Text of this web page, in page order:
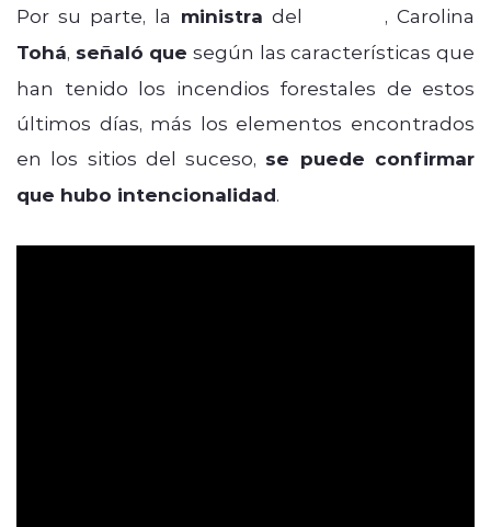
Por su parte, la ministra del , Carolina
Tohá, señaló que según las características que
han tenido los incendios forestales de estos
últimos días, más los elementos encontrados
en los sitios del suceso, se puede confirmar
que hubo intencionalidad.